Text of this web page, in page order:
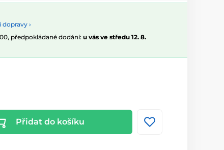
›
předpokládané dodání: u vás ve středu 12. 8.
Přidat do košíku